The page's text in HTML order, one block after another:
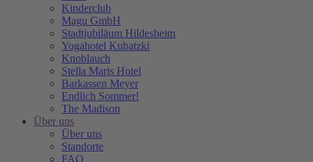
Kinderclub
Magu GmbH
Stadtjubiläum Hildesheim
Yogahotel Kubatzki
Knoblauch
Stella Maris Hotel
Barkassen Meyer
Endlich Sommer!
The Madison
Über uns
Über uns
Standorte
FAQ